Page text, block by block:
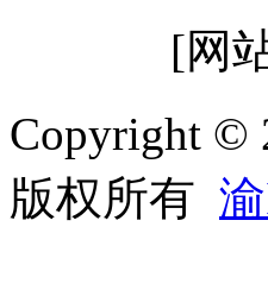
[网
Copyright ©
版权所有